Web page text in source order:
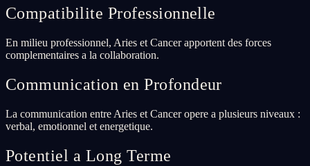
Compatibilite Professionnelle
En milieu professionnel, Aries et Cancer apportent des forces
complementaires a la collaboration.
Communication en Profondeur
La communication entre Aries et Cancer opere a plusieurs niveaux :
verbal, emotionnel et energetique.
Potentiel a Long Terme